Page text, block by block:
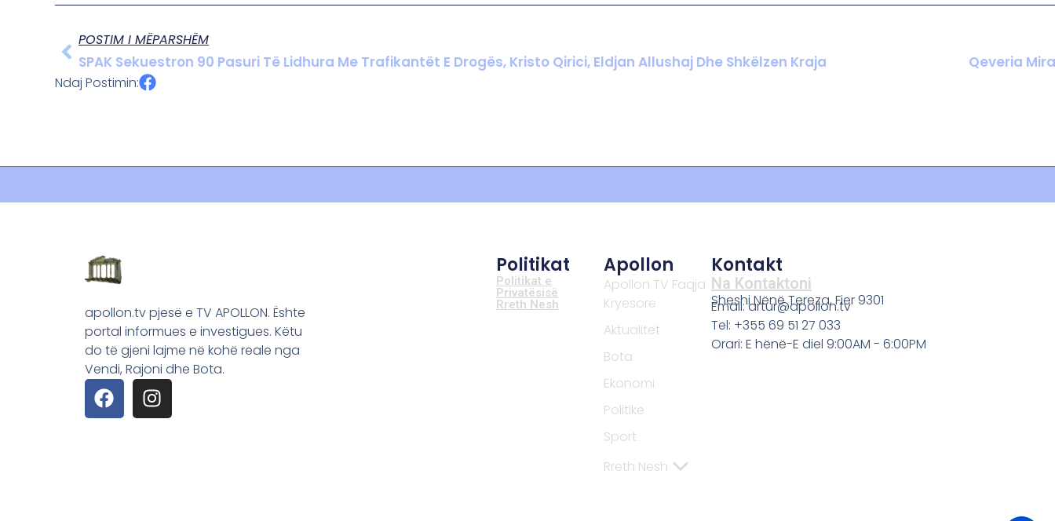
POSTIM I MËPARSHËM
SPAK Sekuestron 90 Pasuri Të Lidhura Me Trafikantët E Drogës, Kristo Qirici, Eldjan Allushaj Dhe Shkëlzen Kraja
Ndaj Postimin:
apollon.tv pjesë e TV APOLLON. Ështe
portal informues e investigues. Këtu
do të gjeni lajme në kohë reale nga
Vendi, Rajoni dhe Bota.
Politikat
Politikat e
Privatësisë
Rreth Nesh
Apollon
Apollon TV Faqja
Kryesore
Aktualitet
Bota
Ekonomi
Politike
Sport
Rreth Nesh
Kontakt
Na Kontaktoni
Sheshi Nënë Tereza, Fier 9301
Email: artur@apollon.tv
Tel: +355 69 51 27 033
Orari: E hënë-E diel 9:00AM - 6:00PM